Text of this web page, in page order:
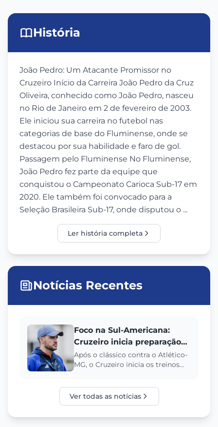
História
João Pedro: Um Atacante Promissor no
Cruzeiro Início da Carreira João Pedro da Cruz
Oliveira, conhecido como João Pedro, nasceu
no Rio de Janeiro em 2 de fevereiro de 2003.
Ele iniciou sua carreira no futebol nas
categorias de base do Fluminense, onde se
destacou por sua habilidade e faro de gol.
Passagem pelo Fluminense No Fluminense,
João Pedro fez parte da equipe que
conquistou o Campeonato Carioca Sub-17 em
2020. Ele também foi convocado para a
Seleção Brasileira Sub-17, onde disputou o ...
Ler história completa
Notícias Recentes
Foco na Sul-Americana:
Cruzeiro inicia preparação
para enfrentar a
Universidad Católica
Após o clássico contra o Atlético-
MG, o Cruzeiro inicia os treinos
Ver todas as notícias